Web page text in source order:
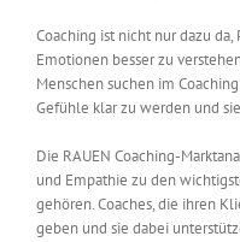
Coaching ist nicht nur dazu
Emotionen besser zu
Menschen suchen im
Gefühle klar zu werden und
Die RAUEN Coaching-
und Empathie zu den
gehören. Coaches, die ihren
geben und sie dabei